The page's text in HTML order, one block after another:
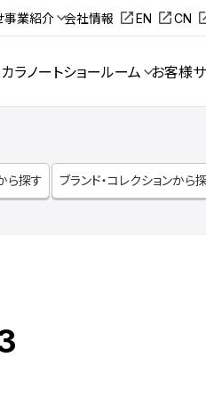
事業紹介 会社情報 EN CN
ラノートショールーム お客様
ら探す ブランド・コレクションから